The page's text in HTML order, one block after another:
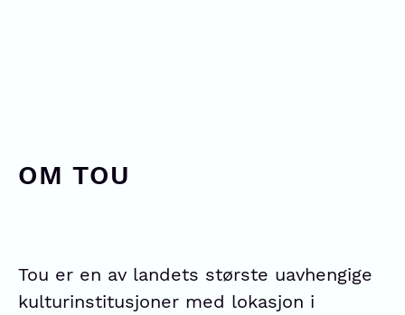
OM TOU
Tou er en av landets største uavhengige
kulturinstitusjoner med lokasjon i